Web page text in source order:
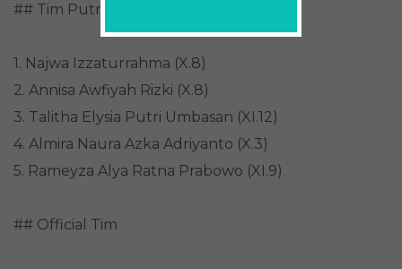
## Tim Putri
1. Najwa Izzaturrahma (X.8)
2. Annisa Awfiyah Rizki (X.8)
3. Talitha Elysia Putri Umbasan (XI.12)
4. Almira Naura Azka Adriyanto (X.3)
5. Rameyza Alya Ratna Prabowo (XI.9)
## Official Tim